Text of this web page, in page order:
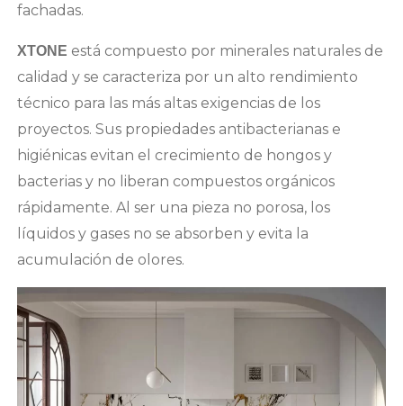
fachadas.
XTONE está compuesto por minerales naturales de
calidad y se caracteriza por un alto rendimiento
técnico para las más altas exigencias de los
proyectos. Sus propiedades antibacterianas e
higiénicas evitan el crecimiento de hongos y
bacterias y no liberan compuestos orgánicos
rápidamente. Al ser una pieza no porosa, los
líquidos y gases no se absorben y evita la
acumulación de olores.